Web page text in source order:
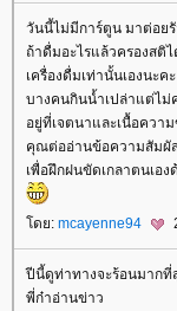
วันนี้ไม่มีการ์ตูน มาต่อยรั
ถ้าดื่มอะไรแล้วครองสติ
เครื่องดื่มเท่านั้นเองนะคะ
บางคนกินน้ำเปล่าแต่ไม่
อยู่ที่เจตนาและเนื้อควา
คุณต่ออ่านข้อความสัมผั
เพื่อฝึกฝนขัดเกลาตนเอ
ดย: mcayenne94
ปีนี้ดูท่าทางจะร้อนมากที่
พี่ก๋าอ่านข่าว